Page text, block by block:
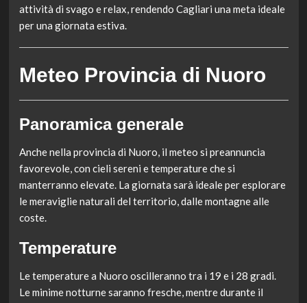
attività di svago e relax, rendendo Cagliari una meta ideale
per una giornata estiva.
Meteo Provincia di Nuoro
Panoramica generale
Anche nella provincia di Nuoro, il meteo si preannuncia
favorevole, con cieli sereni e temperature che si
manterranno elevate. La giornata sarà ideale per esplorare
le meraviglie naturali del territorio, dalle montagne alle
coste.
Temperature
Le temperature a Nuoro oscilleranno tra i 19 e i 28 gradi.
Le minime notturne saranno fresche, mentre durante il